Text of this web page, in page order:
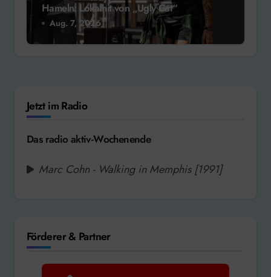
Hameln: Lokalhit von „Ugly Cat“
Aug. 7, 2026
Jetzt im Radio
Das radio aktiv-Wochenende
Marc Cohn - Walking in Memphis [1991]
Förderer & Partner